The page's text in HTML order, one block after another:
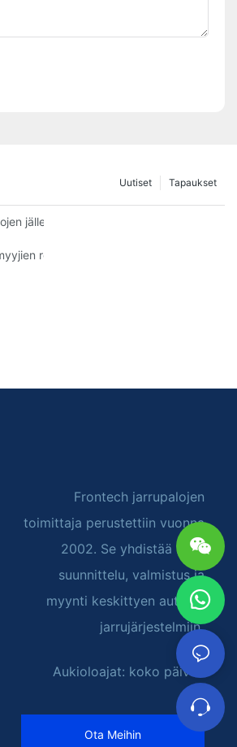
Tapaukset
Uutiset
jälleenmyyjän parhaat ominaisuudet
rooli ajoneuvojen huollossa
Frontech jarrupalojen
toimittaja perustettiin vuonna
2002. Se yhdistää R&D,
suunnittelu, valmistus ja
myynti keskittyen autojen
jarrujärjestelmiin
Aukioloajat: koko päivän
Ota Meihin